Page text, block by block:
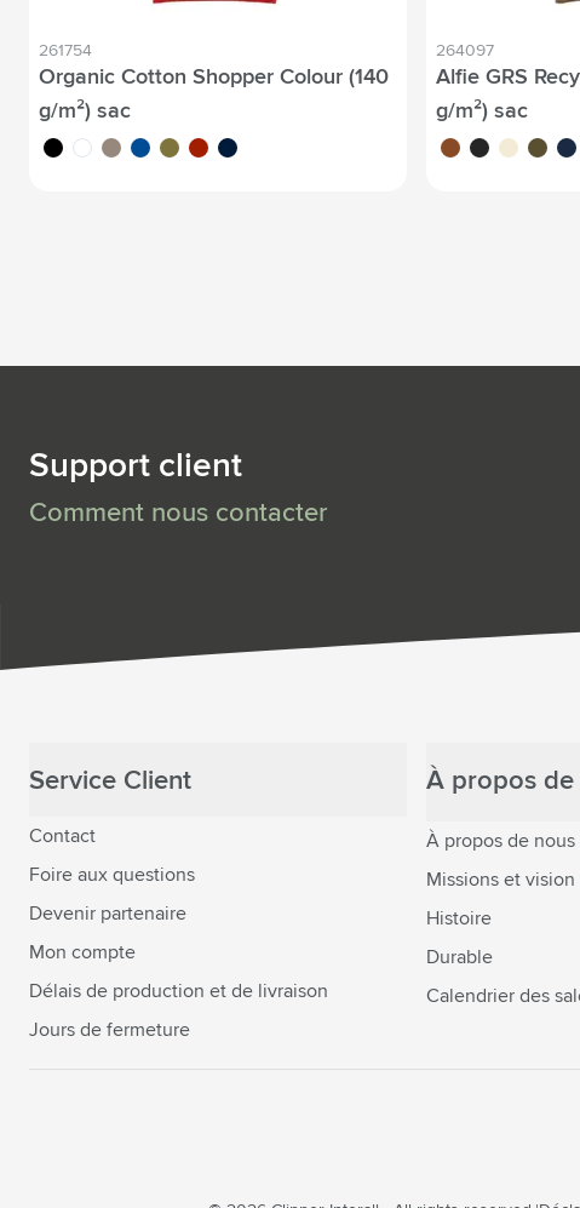
261754
Organic Cotton Shopper Colour (140
g/m²) sac
schwarz
weiß grau blau olivgrün
rot dunkel blau
264097
Alfie GRS
g/m²) sac
brun noir beigevert
Support client
Comment nous contacter
Service Client
Contact
Foire aux questions
Devenir partenaire
Mon compte
Délais de production et de livraison
Jours de fermeture
À propos de
À propos de nous
Missions et vision
Histoire
Durable
Calendrier des